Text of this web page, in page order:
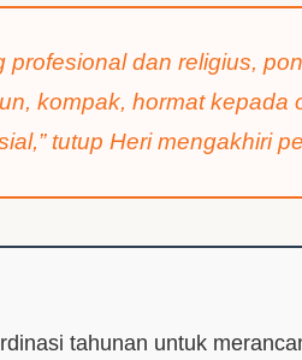
profesional dan religius,
kompak, hormat kepada
tutup Heri mengakhiri
tahunan untuk